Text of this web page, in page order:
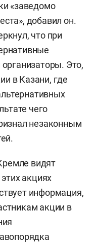
«заведомо
добавил он.
что при
Это,
в Казани, где
чего
незаконным
видят
акциях
информация,
акции в